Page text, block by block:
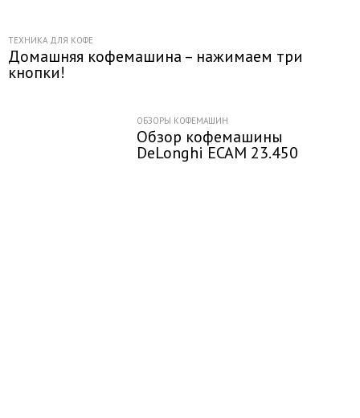
ТЕХНИКА ДЛЯ КОФЕ
Домашняя кофемашина – нажимаем три
кнопки!
ОБЗОРЫ КОФЕМАШИН
Обзор кофемашины
DeLonghi ECAM 23.450